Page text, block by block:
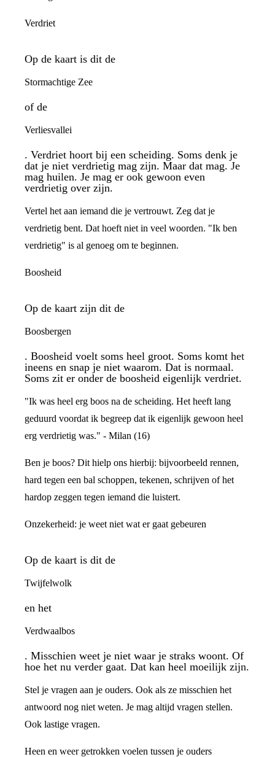
Verdriet
Op de kaart is dit de
Stormachtige Zee
of de
Verliesvallei
. Verdriet hoort bij een scheiding. Soms denk je
dat je niet verdrietig mag zijn. Maar dat mag. Je
mag huilen. Je mag er ook gewoon even
verdrietig over zijn.
Vertel het aan iemand die je vertrouwt. Zeg dat je
verdrietig bent. Dat hoeft niet in veel woorden. "Ik ben
verdrietig" is al genoeg om te beginnen.
Boosheid
Op de kaart zijn dit de
Boosbergen
. Boosheid voelt soms heel groot. Soms komt het
ineens en snap je niet waarom. Dat is normaal.
Soms zit er onder de boosheid eigenlijk verdriet.
"Ik was heel erg boos na de scheiding. Het heeft lang
geduurd voordat ik begreep dat ik eigenlijk gewoon heel
erg verdrietig was." - Milan (16)
Ben je boos? Dit hielp ons hierbij: bijvoorbeeld rennen,
hard tegen een bal schoppen, tekenen, schrijven of het
hardop zeggen tegen iemand die luistert.
Onzekerheid: je weet niet wat er gaat gebeuren
Op de kaart is dit de
Twijfelwolk
en het
Verdwaalbos
. Misschien weet je niet waar je straks woont. Of
hoe het nu verder gaat. Dat kan heel moeilijk zijn.
Stel je vragen aan je ouders. Ook als ze misschien het
antwoord nog niet weten. Je mag altijd vragen stellen.
Ook lastige vragen.
Heen en weer getrokken voelen tussen je ouders